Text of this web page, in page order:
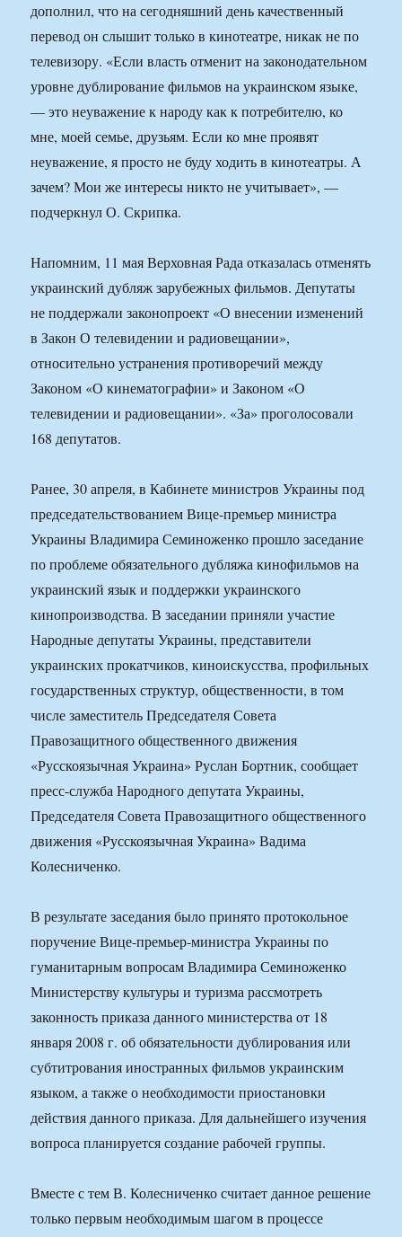
дополнил, что на сегодняшний день качественный
перевод он слышит только в кинотеатре, никак не по
телевизору. «Если власть отменит на законодательном
уровне дублирование фильмов на украинском языке,
— это неуважение к народу как к потребителю, ко
мне, моей семье, друзьям. Если ко мне проявят
неуважение, я просто не буду ходить в кинотеатры. А
зачем? Мои же интересы никто не учитывает», —
подчеркнул О. Скрипка.
Напомним, 11 мая Верховная Рада отказалась отменять
украинский дубляж зарубежных фильмов. Депутаты
не поддержали законопроект «О внесении изменений
в Закон О телевидении и радиовещании»,
относительно устранения противоречий между
Законом «О кинематографии» и Законом «О
телевидении и радиовещании». «За» проголосовали
168 депутатов.
Ранее, 30 апреля, в Кабинете министров Украины под
председательствованием Вице-премьер министра
Украины Владимира Семиноженко прошло заседание
по проблеме обязательного дубляжа кинофильмов на
украинский язык и поддержки украинского
кинопроизводства. В заседании приняли участие
Народные депутаты Украины, представители
украинских прокатчиков, киноискусства, профильных
государственных структур, общественности, в том
числе заместитель Председателя Совета
Правозащитного общественного движения
«Русскоязычная Украина» Руслан Бортник, сообщает
пресс-служба Народного депутата Украины,
Председателя Совета Правозащитного общественного
движения «Русскоязычная Украина» Вадима
Колесниченко.
В результате заседания было принято протокольное
поручение Вице-премьер-министра Украины по
гуманитарным вопросам Владимира Семиноженко
Министерству культуры и туризма рассмотреть
законность приказа данного министерства от 18
января 2008 г. об обязательности дублирования или
субтитрования иностранных фильмов украинским
языком, а также о необходимости приостановки
действия данного приказа. Для дальнейшего изучения
вопроса планируется создание рабочей группы.
Вместе с тем В. Колесниченко считает данное решение
только первым необходимым шагом в процессе